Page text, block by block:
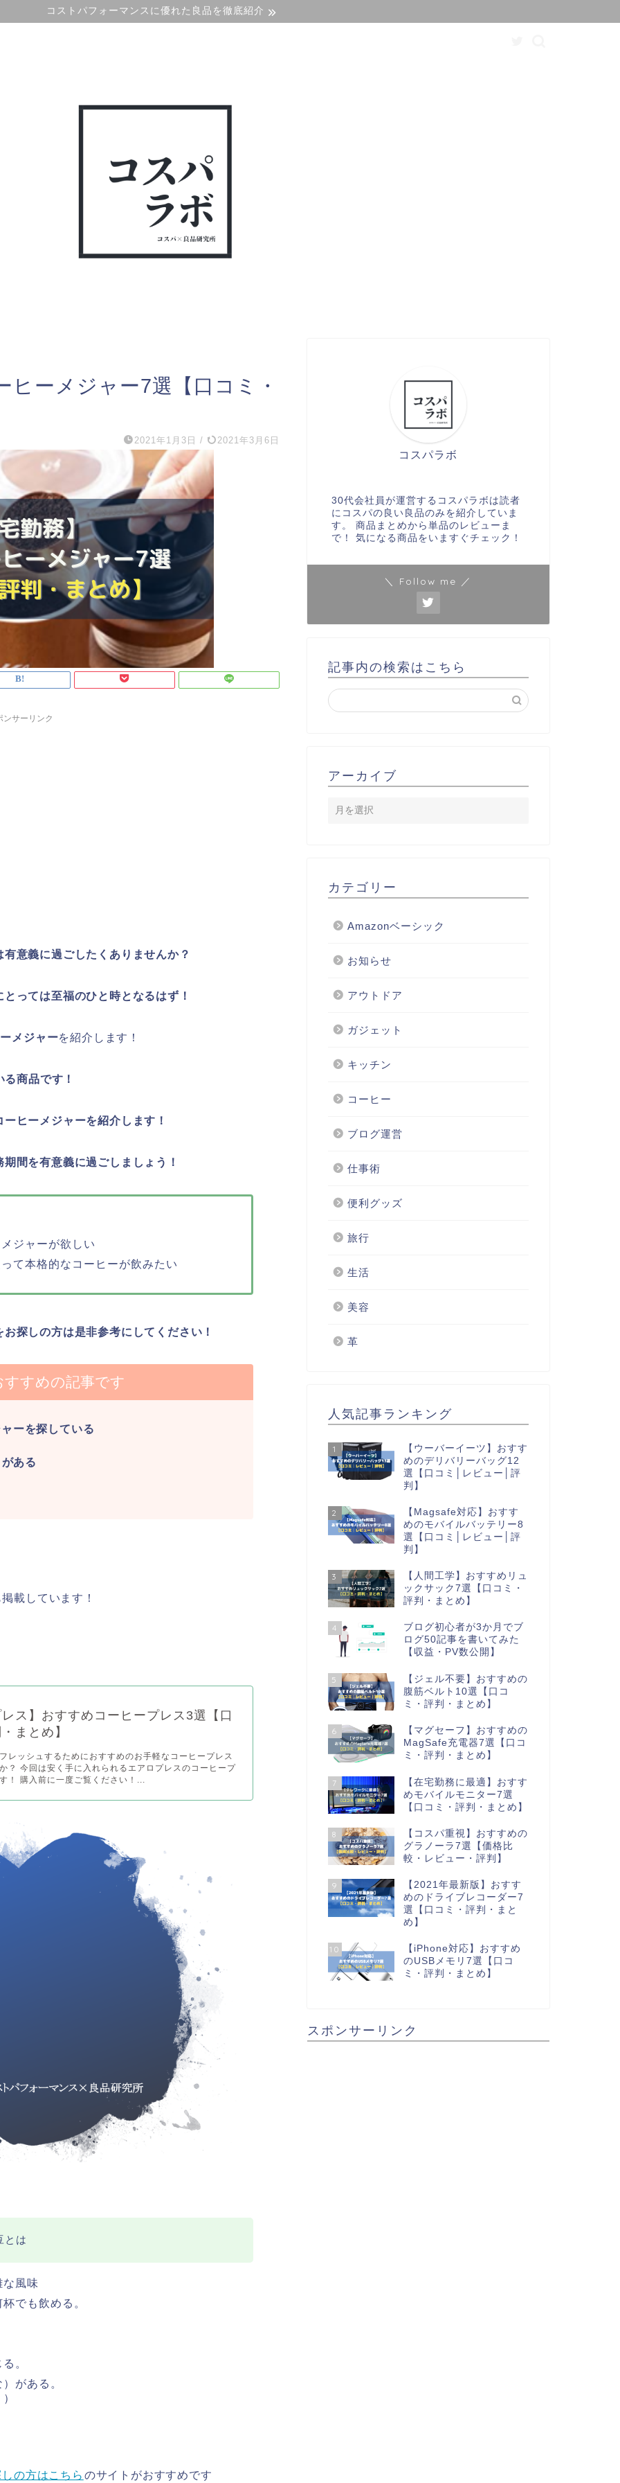
コストパフォーマンスに優れた良品を徹底紹介
ーメジャー7選【口コミ・
2021年1月3日 / 2021年3月6日
ンサーリンク
意義に過ごしたくありませんか？
っては至福のひと時となるはず！
メジャーを紹介します！
商品です！
ヒーメジャーを紹介します！
間を有意義に過ごしましょう！
ジャーが欲しい
て本格的なコーヒーが飲みたい
探しの方は是非参考にしてください！
すめの記事です
ーを探している
ある
載しています！
ス】おすすめコーヒープレス3選【口
まとめ】
レッシュするためにおすすめのお手軽なコーヒープレス
？ 今回は安く手に入れられるエアロプレスのコーヒープ
！ 購入前に一度ご覧ください！...
とは
風味
でも飲める。
。
がある。
の方はこちら のサイトがおすすめです
コスパラボ
30代会社員が運営するコスパラボは読者
にコスパの良い良品のみを紹介していま
す。 商品まとめから単品のレビューま
で！ 気になる商品をいますぐチェック！
＼ Follow me ／
記事内の検索はこちら
アーカイブ
カテゴリー
Amazonベーシック
お知らせ
アウトドア
ガジェット
キッチン
コーヒー
ブログ運営
仕事術
便利グッズ
旅行
生活
美容
革
人気記事ランキング
1
【ウーバーイーツ】おすす
めのデリバリーバッグ12
選【口コミ│レビュー│評
判】
2
【Magsafe対応】おすす
めのモバイルバッテリー8
選【口コミ│レビュー│評
判】
3
【人間工学】おすすめリュ
ックサック7選【口コミ・
評判・まとめ】
4
ブログ初心者が3か月でブ
ログ50記事を書いてみた
【収益・PV数公開】
5
【ジェル不要】おすすめの
腹筋ベルト10選【口コ
ミ・評判・まとめ】
6
【マグセーフ】おすすめの
MagSafe充電器7選【口コ
ミ・評判・まとめ】
7
【在宅勤務に最適】おすす
めモバイルモニター7選
【口コミ・評判・まとめ】
8
【コスパ重視】おすすめの
グラノーラ7選【価格比
較・レビュー・評判】
9
【2021年最新版】おすす
めのドライブレコーダー7
選【口コミ・評判・まと
め】
10
【iPhone対応】おすすめ
のUSBメモリ7選【口コ
ミ・評判・まとめ】
スポンサーリンク